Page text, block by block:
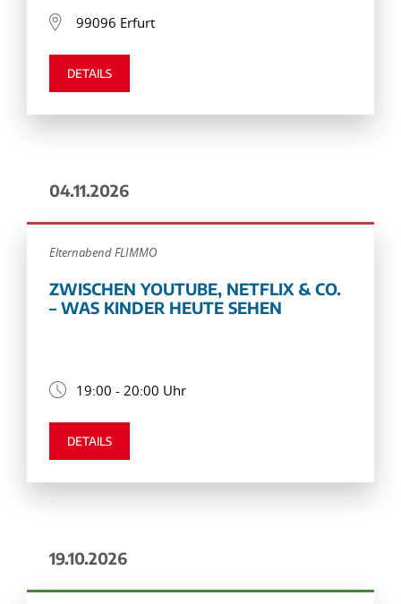
99096 Erfurt
DETAILS
04.11.2026
Elternabend FLIMMO
ZWISCHEN YOUTUBE, NETFLIX & CO.
– WAS KINDER HEUTE SEHEN
19:00 - 20:00 Uhr
DETAILS
19.10.2026